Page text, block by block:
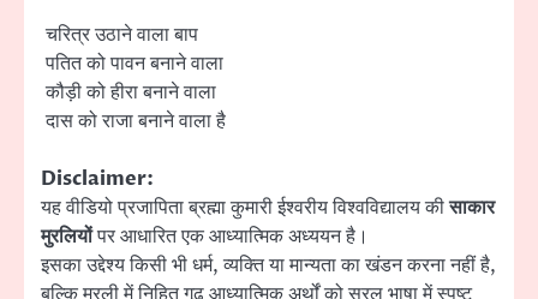
चरित्र उठाने वाला बाप
पतित को पावन बनाने वाला
कौड़ी को हीरा बनाने वाला
दास को राजा बनाने वाला है
Disclaimer:
यह वीडियो प्रजापिता ब्रह्मा कुमारी ईश्वरीय विश्वविद्यालय कीसाकार
मुरलियोंपर आधारित एक आध्यात्मिक अध्ययन है।
इसका उद्देश्य किसी भी धर्म, व्यक्ति या मान्यता का खंडन करना नहीं है,